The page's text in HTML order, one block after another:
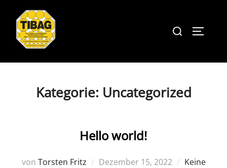
Inhalt
springen
Suchen
Kategorie: Uncategorized
Hello world!
von Torsten Fritz
Veröffentlicht
Dezember 15, 2022
Keine